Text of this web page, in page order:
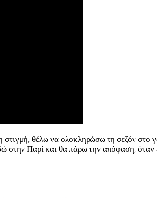
στιγμή, θέλω να ολοκληρώσω τη σεζόν
στην Παρί και θα πάρω την απόφαση, όταν